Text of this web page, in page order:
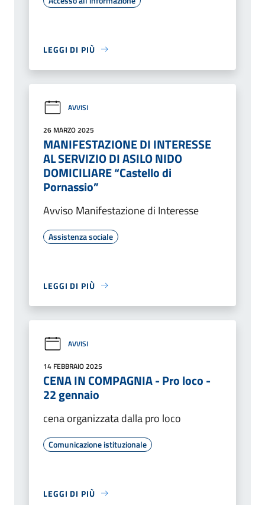
LEGGI DI PIÙ
AVVISI
26 MARZO 2025
MANIFESTAZIONE DI INTERESSE
AL SERVIZIO DI ASILO NIDO
DOMICILIARE “Castello di
Pornassio”
Avviso Manifestazione di Interesse
Assistenza sociale
LEGGI DI PIÙ
AVVISI
14 FEBBRAIO 2025
CENA IN COMPAGNIA - Pro loco -
22 gennaio
cena organizzata dalla pro loco
Comunicazione istituzionale
LEGGI DI PIÙ